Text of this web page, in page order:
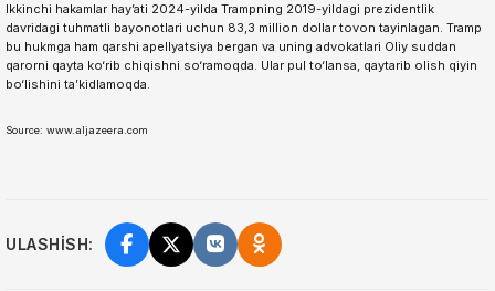
Ikkinchi hakamlar hay’ati 2024-yilda Trampning 2019-yildagi prezidentlik
davridagi tuhmatli bayonotlari uchun 83,3 million dollar tovon tayinlagan. Tramp
bu hukmga ham qarshi apellyatsiya bergan va uning advokatlari Oliy suddan
qarorni qayta ko‘rib chiqishni so‘ramoqda. Ular pul to‘lansa, qaytarib olish qiyin
bo‘lishini ta’kidlamoqda.
Source: www.aljazeera.com
ULASHISH: